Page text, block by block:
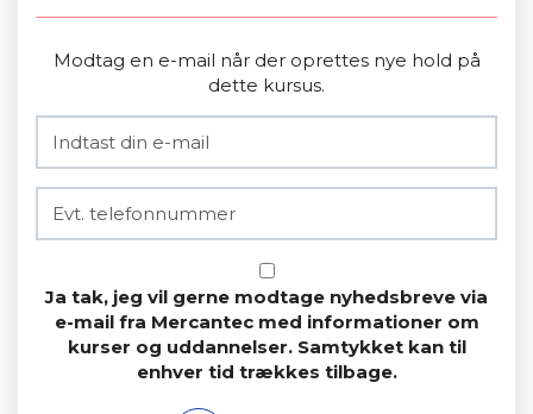
Modtag en e-mail når der oprettes nye hold på
dette kursus.
Ja tak, jeg vil gerne modtage nyhedsbreve via
e-mail fra Mercantec med informationer om
kurser og uddannelser. Samtykket kan til
enhver tid trækkes tilbage.